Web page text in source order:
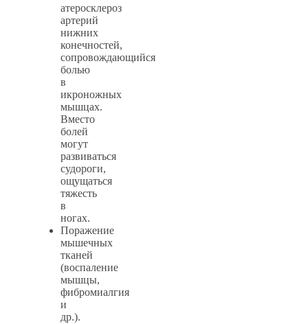
атеросклероз
артерий
нижних
конечностей,
сопровождающийся
болью
в
икроножных
мышцах.
Вместо
болей
могут
развиваться
судороги,
ощущаться
тяжесть
в
ногах.
Поражение
мышечных
тканей
(воспаление
мышцы,
фибромиалгия
и
др.).